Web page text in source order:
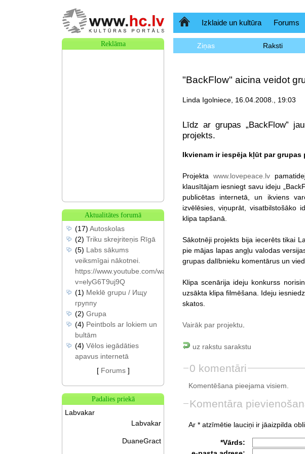
SākumlapaIzklaide un kultūra Forums
Ziņas Raksti
"BackFlow" aicina veidot
Linda Igolniece, 16.04.2008., 19:03
Līdz ar grupas „BackFlow”
projekts.
Ikvienam ir iespēja kļūt par
Projekta www.lovepeace.lv
klausītājam iesniegt savu ideju
publicētas internetā, un ikviens
izvēlēsies, viņuprāt, visatbilstošāko
klipa tapšanā.
Sākotnēji projekts bija iecerēts tikai
pie mājas lapas angļu valodas
grupas dalībnieku komentārus un
Klipa scenārija ideju konkurss
uzsākta klipa filmēšana. Ideju
skatos.
Vairāk par projektu
uz rakstu sarakstu
0 komentāri
Komentēšana pieejama visiem.
Komentāra
Ar * atzīmētie lauciņi ir jāaizpilda
*Vārds:
Reklāma
Aktualitātes forumā
(17) Autoskolas
(2) Triku skrejriteņis Rīgā
(5) Labs sākums
veiksmīgai nākotnei.
https://www.youtube.com/watch?
v=elyG6T9uj9Q
(1) Meklē grupu / Ищу
группу
(2) Grupa
(4) Peintbols ar lokiem un
bultām
(4) Vēlos iegādāties
apavus internetā
[ Forums]
Padalies priekā
Labvakar
Labvakar
DuaneGract